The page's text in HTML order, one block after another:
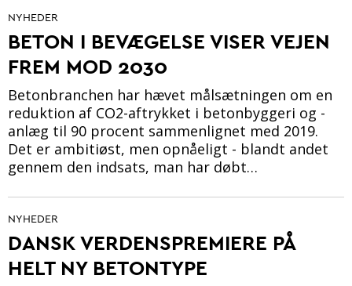
NYHEDER
BETON I BEVÆGELSE VISER VEJEN
FREM MOD 2030
Betonbranchen har hævet målsætningen om en
reduktion af CO2-aftrykket i betonbyggeri og -
anlæg til 90 procent sammenlignet med 2019.
Det er ambitiøst, men opnåeligt - blandt andet
gennem den indsats, man har døbt…
NYHEDER
DANSK VERDENSPREMIERE PÅ
HELT NY BETONTYPE